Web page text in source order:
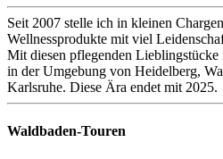
Seit 2007 stelle ich in kleinen
Wellnessprodukte mit viel
Mit diesen pflegenden
in der Umgebung von Heidelberg,
Karlsruhe. Diese Ära endet mit 2025.
Waldbaden-Touren